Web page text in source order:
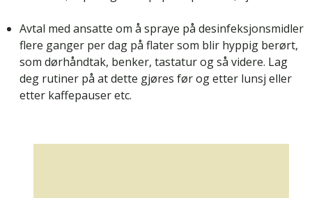
Avtal med ansatte om å spraye på desinfeksjonsmidler
flere ganger per dag på flater som blir hyppig berørt,
som dørhåndtak, benker, tastatur og så videre. Lag
deg rutiner på at dette gjøres før og etter lunsj eller
etter kaffepauser etc.